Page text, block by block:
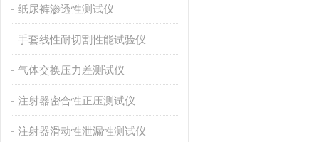
纸尿裤渗透性测试仪
手套线性耐切割性能试验仪
气体交换压力差测试仪
注射器密合性正压测试仪
注射器滑动性泄漏性测试仪